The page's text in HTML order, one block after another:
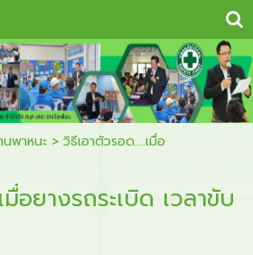
พาหนะ> วิธีเอาตัวรอด....เมื่อ
มื่อยางรถระเบิด เวลาขับ